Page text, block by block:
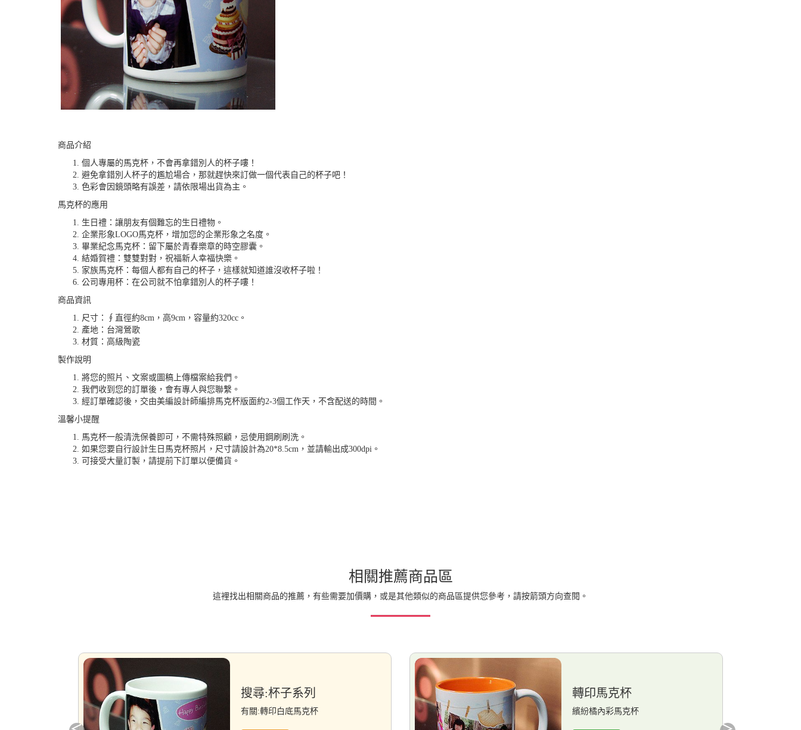
商品介紹
個人專屬的馬克杯，不會再拿錯別人的杯子嘍！
避免拿錯別人杯子的尷尬場合，那就趕快來訂做一個代表自己的杯子吧！
色彩會因鏡頭略有誤差，請依限場出貨為主。
馬克杯的應用
生日禮：讓朋友有個難忘的生日禮物。
企業形象LOGO馬克杯，增加您的企業形象之名度。
畢業紀念馬克杯：留下屬於青春樂章的時空膠囊。
結婚賀禮：雙雙對對，祝福新人幸福快樂。
家族馬克杯：每個人都有自己的杯子，這樣就知道誰沒收杯子啦！
公司專用杯：在公司就不怕拿錯別人的杯子嘍！
商品資訊
尺寸：∮直徑約8cm，高9cm，容量約320cc。
產地：台灣鶯歌
材質：高級陶瓷
製作說明
將您的照片、文案或圖稿上傳檔案給我們。
我們收到您的訂單後，會有專人與您聯繫。
經訂單確認後，交由美編設計師編排馬克杯版面約2-3個工作天，不含配送的時間。
溫馨小提醒
馬克杯一般清洗保養即可，不需特殊照顧，忌使用鋼刷刷洗。
如果您要自行設計生日馬克杯照片，尺寸請設計為20*8.5cm，並請輸出成300dpi。
可接受大量訂製，請提前下訂單以便備貨。
相關推薦商品區
這裡找出相關商品的推薦，有些需要加價購，或是其他類似的商品區提供您參考，請按箭頭方向查閱。
搜尋:杯子系列
有關:轉印白底馬克杯
轉印馬克杯
繽紛橘內彩馬克杯